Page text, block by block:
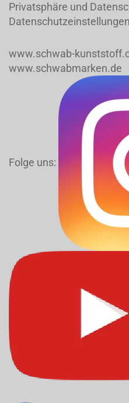
Privatsphäre und
www.schwab-
www.schwabmarken.de
Folge uns: